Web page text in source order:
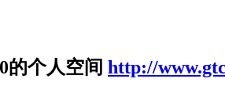
的个人空间 http://